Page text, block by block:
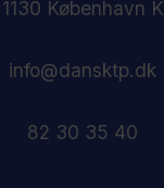
1130 København K
info@dansktp.dk
82 30 35 40